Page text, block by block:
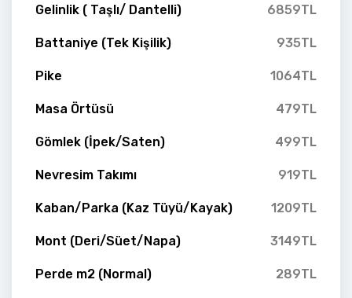
Gelinlik ( Taşlı/ Dantelli) 6859TL
Battaniye (Tek Kişilik) 935TL
Pike 1064TL
Masa Örtüsü 479TL
Gömlek (İpek/Saten) 499TL
Nevresim Takımı 919TL
Kaban/Parka (Kaz Tüyü/Kayak) 1209TL
Mont (Deri/Süet/Napa) 3149TL
Perde m2 (Normal) 289TL